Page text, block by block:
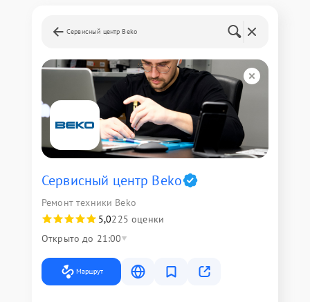
Сервисный центр Beko
Сервисный центр Beko
Ремонт техники Beko
5,0225 оценки
Открыто до 21:00
Маршрут